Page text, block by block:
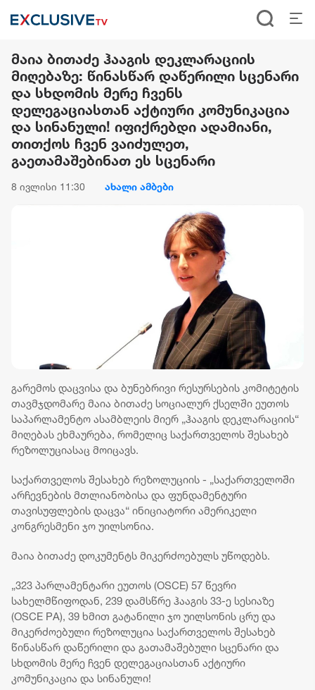
მაია ბითაძე ჰააგის დეკლარაციის
მიღებაზე: წინასწარ დაწერილი სცენარი
და სხდომის მერე ჩვენს
დელეგაციასთან აქტიური კომუნიკაცია
და სინანული! იფიქრებდი ადამიანი,
თითქოს ჩვენ ვაიძულეთ,
გაეთამაშებინათ ეს სცენარი
8 ივლისი 11:30 ახალი ამბები
გარემოს დაცვისა და ბუნებრივი რესურსების კომიტეტის
თავმჯდომარე მაია ბითაძე სოციალურ ქსელში ეუთოს
საპარლამენტო ასამბლეის მიერ „ჰააგის დეკლარაციის“
მიღებას ეხმაურება, რომელიც საქართველოს შესახებ
რეზოლუციასაც მოიცავს.
საქართველოს შესახებ რეზოლუციის - „საქართველოში
არჩევნების მთლიანობისა და ფუნდამენტური
თავისუფლების დაცვა“ ინიციატორი ამერიკელი
კონგრესმენი ჯო უილსონია.
მაია ბითაძე დოკუმენტს მიკერძოებულს უწოდებს.
„323 პარლამენტარი ეუთოს (OSCE) 57 წევრი
სახელმწიფოდან, 239 დამსწრე ჰააგის 33-ე სესიაზე
(OSCE PA), 39 ხმით გატანილი ჯო უილსონის ცრუ და
მიკერძოებული რეზოლუცია საქართველოს შესახებ
წინასწარ დაწერილი და გათამაშებული სცენარი და
სხდომის მერე ჩვენ დელეგაციასთან აქტიური
კომუნიკაცია და სინანული!